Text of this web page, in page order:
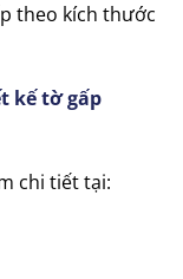
theo kích thước
kế tờ gấp
chi tiết tại: